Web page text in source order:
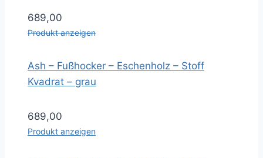
689,00
Produkt anzeigen
Ash – Fußhocker – Eschenholz – Stoff
Kvadrat – grau
689,00
Produkt anzeigen